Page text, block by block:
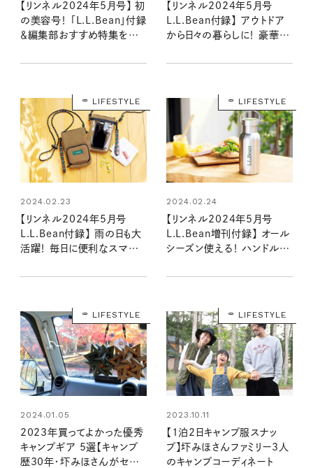
【リンネル2024年5月号】 初
の美容号！ 「L.L.Bean」付録
＆編集部おすすめ特集を最
月号＞
【リンネル2024年5月号
L.L.Bean付録】 アウトドア
から日々の暮らしに！ 豪華す
早くお届け（3/19発売リン
LIFESTYLE
2024.02.23
【リンネル2024年5月号
L.L.Bean付録】 雨の日も大
活躍！ 毎日に便利なスマホ
ル2024年5月号通常号）
LIFESTYLE
2024.02.24
【リンネル2024年5月号
L.L.Bean増刊付録】 オール
シーズン使える！ ハンドル付
（3/19発売リンネル2024
LIFESTYLE
2024.01.05
2023年買ってよかった優秀
キャンプギア 5選【キャンプ
歴30年・圷みほさんがセレク
LIFESTYLE
2023.10.11
【1泊2日キャンプ服スナッ
プ】圷みほさんファミリー3人
のキャンプコーディネート